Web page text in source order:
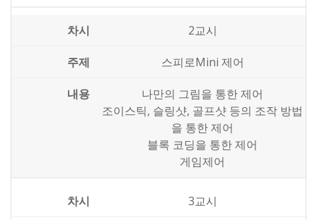
2교시
스피로Mini 제어
나만의 그림을 통한 제어
조이스틱, 슬링샷, 골프샷 등의 조작 방법
을 통한 제어
블록 코딩을 통한 제어
게임제어
3교시